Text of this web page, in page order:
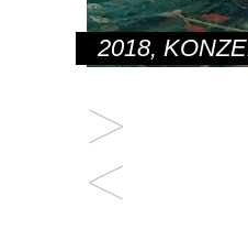
2018,